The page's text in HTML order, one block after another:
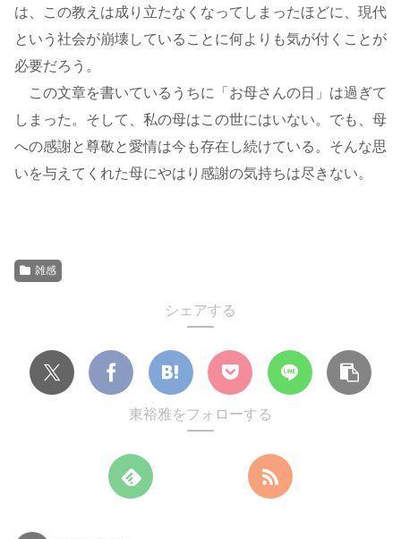
は、この教えは成り立たなくなってしまったほどに、現代
という社会が崩壊していることに何よりも気が付くことが
必要だろう。
この文章を書いているうちに「お母さんの日」は過ぎて
しまった。そして、私の母はこの世にはいない。でも、母
への感謝と尊敬と愛情は今も存在し続けている。そんな思
いを与えてくれた母にやはり感謝の気持ちは尽きない。
雑感
シェアする
東裕雅をフォローする